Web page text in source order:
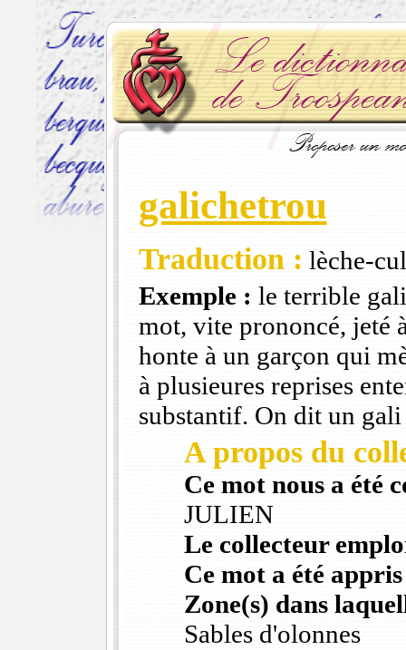
galichetrou
Traduction : lèche-cul
Exemple : le terrible
mot, vite prononcé, jeté
honte à un garçon qui
à plusieures reprises
substantif. On dit un gali
A propos du
Ce mot nous a été
JULIEN
Le collecteur
Ce mot a été
Zone(s) dans
Sables d'olonnes